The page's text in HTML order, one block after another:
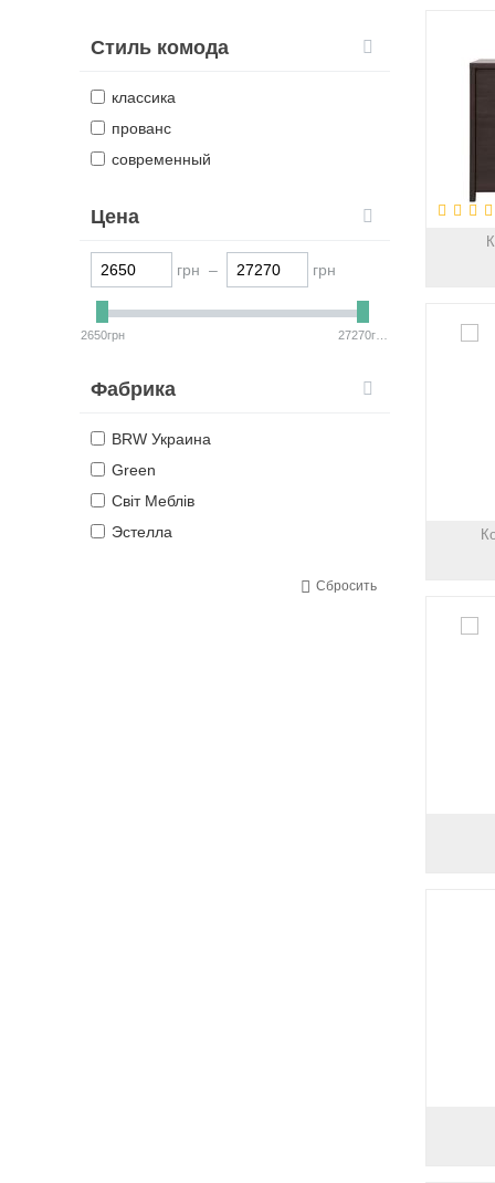
Стиль комода
классика
прованс
современный
Цена
грн – грн
2650грн 27270грн
Фабрика
BRW Украина
Green
Світ Меблів
Эстелла
Сбросить